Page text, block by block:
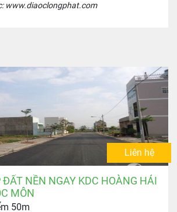
www.diaoclongphat.com
Liên hệ
NỀN NGAY KDC HOÀNG HẢI
MÔN
50m